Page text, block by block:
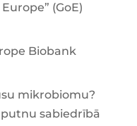
(GoE)
Biobank
mikrobiomu?
sabiedrībā